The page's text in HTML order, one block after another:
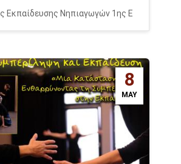
Εκπαίδευσης Νηπιαγωγών 1ης Ε
8
MAY